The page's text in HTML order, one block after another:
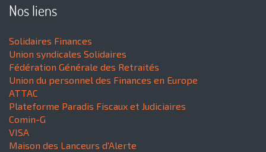
Nos liens
Solidaires Finances
Union syndicales Solidaires
Fédération Générale des Retraités
Union du personnel des Finances en Europe
ATTAC
Plateforme Paradis Fiscaux et Judiciaires
Comin-G
VISA
Maison des Lanceurs d'Alerte